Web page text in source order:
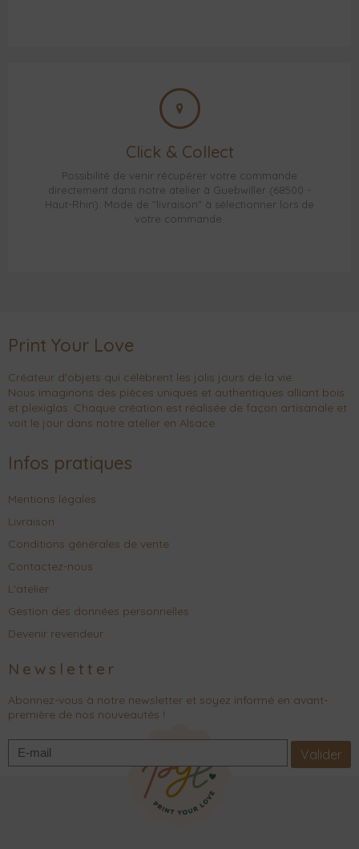
Click & Collect
Possibilité de venir récupérer votre commande
directement dans notre atelier à Guebwiller (68500 -
Haut-Rhin). Mode de "livraison" à sélectionner lors de
votre commande.
Print Your Love
Créateur d'objets qui célèbrent les jolis jours de la vie.
Nous imaginons des pièces uniques et authentiques alliant bois
et plexiglas. Chaque création est réalisée de façon artisanale et
voit le jour dans notre atelier en Alsace.
Infos pratiques
Mentions légales
Livraison
Conditions générales de vente
Contactez-nous
L'atelier
Gestion des données personnelles
Devenir revendeur
Newsletter
Abonnez-vous à notre newsletter et soyez informé en avant-
première de nos nouveautés !
Valider